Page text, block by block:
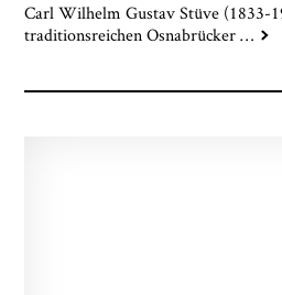
Carl Wilhelm Gustav Stüve (1833-
traditionsreichen Osnabrücker…